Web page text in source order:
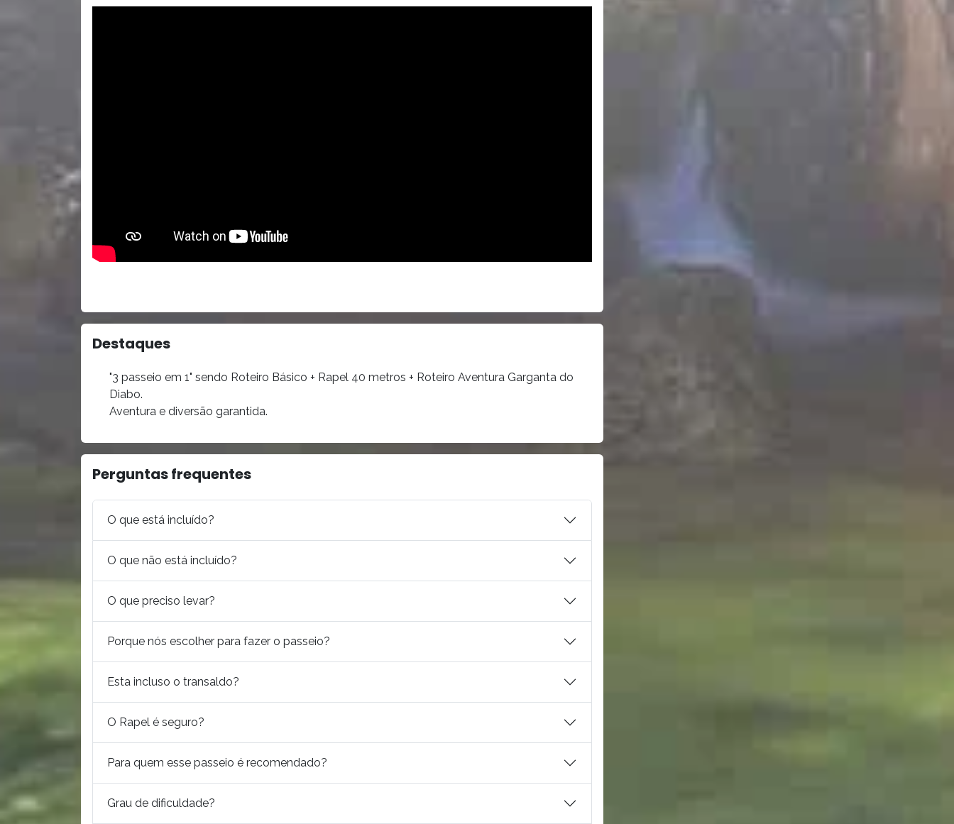
Destaques
"3 passeio em 1" sendo Roteiro Básico + Rapel 40 metros + Roteiro Aventura Garganta do
Diabo.
Aventura e diversão garantida.
Perguntas frequentes
O que está incluído?
O que não está incluído?
O que preciso levar?
Porque nós escolher para fazer o passeio?
Esta incluso o transaldo?
O Rapel é seguro?
Para quem esse passeio é recomendado?
Grau de dificuldade?